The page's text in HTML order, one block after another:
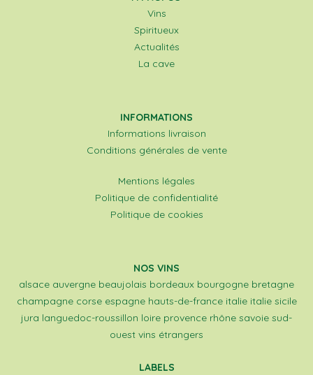
Vins
Spiritueux
Actualités
La cave
INFORMATIONS
Informations livraison
Conditions générales de vente
Mentions légales
Politique de confidentialité
Politique de cookies
NOS VINS
alsace auvergne beaujolais bordeaux bourgogne bretagne
champagne corse espagne hauts-de-france italie italie sicile
jura languedoc-roussillon loire provence rhône savoie sud-
ouest vins étrangers
LABELS